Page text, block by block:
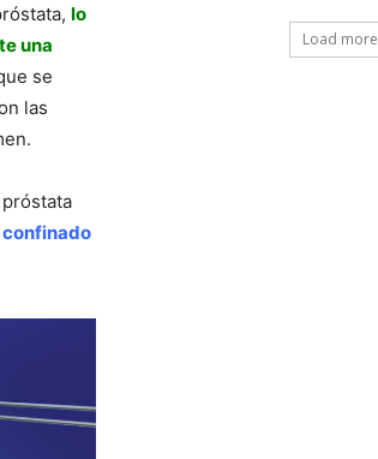
lo
una
se
las
confinado
Load more